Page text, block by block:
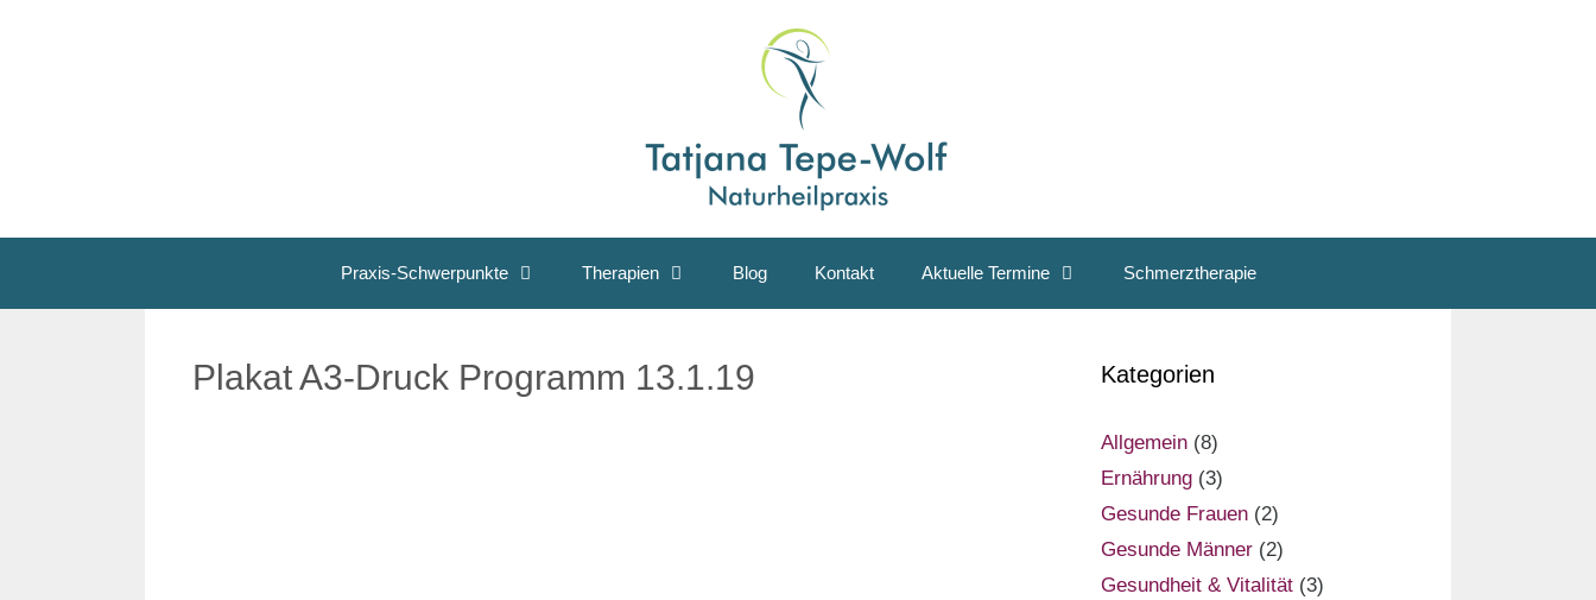
Praxis-Schwerpunkte Therapien Blog Kontakt Aktuelle Termine Schmerztherapie
Plakat A3-Druck Programm 13.1.19 Kategorien
Allgemein (8)
Ernährung (3)
Gesunde Frauen (2)
Gesunde Männer (2)
Gesundheit & Vitalität (3)